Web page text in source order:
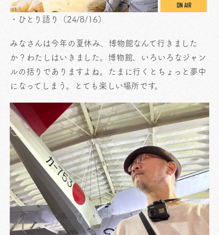
・ひとり語り（24/8/16）
みなさんは今年の夏休み、博物館なんて行きました
か？わたしはいきました。博物館、いろいろなジャン
ルの括りでありますよね。たまに行くとちょっと夢中
になってしまう。とても楽しい場所です。